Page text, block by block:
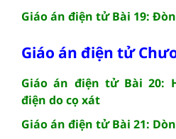
Giáo án điện tử Bài 19:
Giáo án điện tử
Giáo án điện tử Bài 20:
điện do cọ xát
Giáo án điện tử Bài 21: